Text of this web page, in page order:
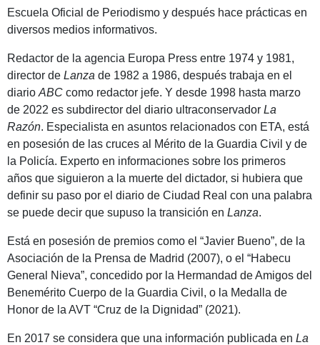
Escuela Oficial de Periodismo y después hace prácticas en
diversos medios informativos.
Redactor de la agencia Europa Press entre 1974 y 1981,
director de Lanza de 1982 a 1986, después trabaja en el
diario ABC como redactor jefe. Y desde 1998 hasta marzo
de 2022 es subdirector del diario ultraconservador La
Razón. Especialista en asuntos relacionados con ETA, está
en posesión de las cruces al Mérito de la Guardia Civil y de
la Policía. Experto en informaciones sobre los primeros
años que siguieron a la muerte del dictador, si hubiera que
definir su paso por el diario de Ciudad Real con una palabra
se puede decir que supuso la transición en Lanza.
Está en posesión de premios como el “Javier Bueno”, de la
Asociación de la Prensa de Madrid (2007), o el “Habecu
General Nieva”, concedido por la Hermandad de Amigos del
Benemérito Cuerpo de la Guardia Civil, o la Medalla de
Honor de la AVT “Cruz de la Dignidad” (2021).
En 2017 se considera que una información publicada en La